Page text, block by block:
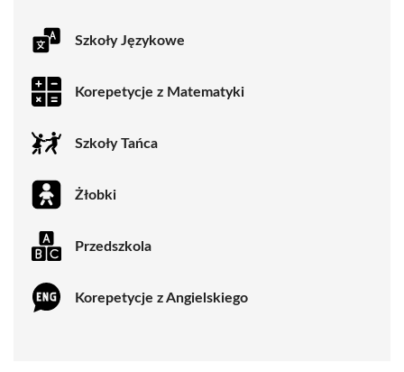
Szkoły Językowe
Korepetycje z Matematyki
Szkoły Tańca
Żłobki
Przedszkola
Korepetycje z Angielskiego